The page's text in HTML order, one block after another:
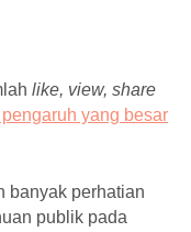
like, view, share
yang besar
banyak perhatian
publik pada